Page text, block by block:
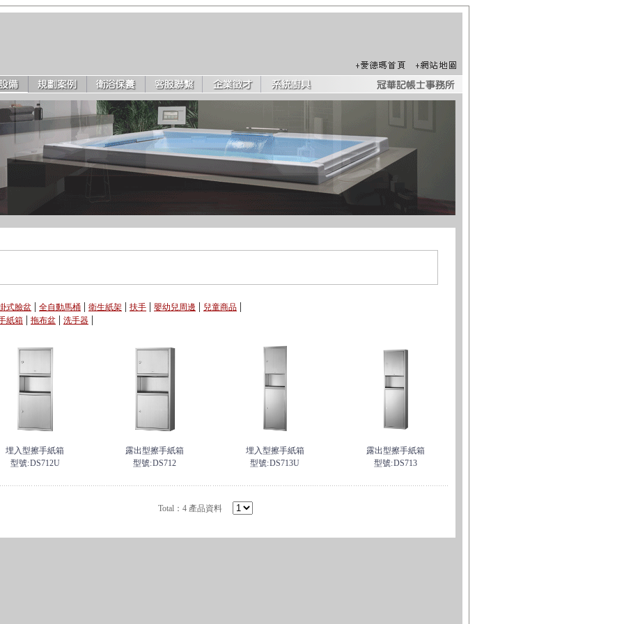
式臉盆 | 全自動馬桶 | 衛生紙架 | 扶手 | 嬰幼兒周邊 | 兒童商品 |
紙箱 | 拖布盆 | 洗手器 |
埋入型擦手紙箱
型號:DS712U
露出型擦手紙箱
型號:DS712
埋入型擦手紙箱
型號:DS713U
露出型擦手紙箱
型號:DS713
Total：4 產品資料